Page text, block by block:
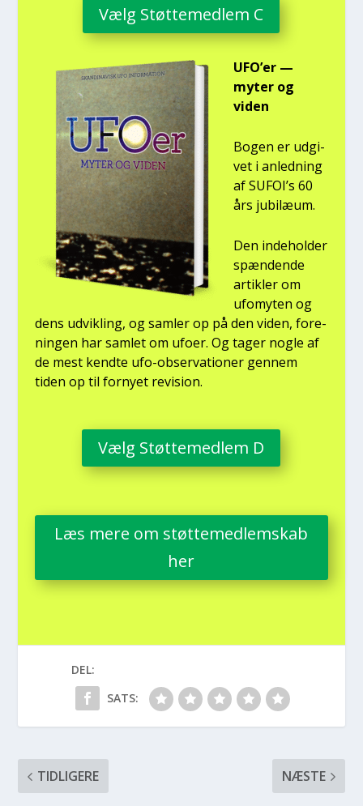
Vælg Støt­te­med­lem C
UFO’er —
myter og
viden
Bogen er udgi­
vet i anled­ning
af SUFOI’s 60
års jubilæum.
Den inde­hol­der
spæn­den­de
artik­ler om
ufo­myten og
dens udvik­ling, og sam­ler op på den viden, for­e­
nin­gen har sam­let om ufo­er. Og tager nog­le af
de mest kend­te ufo-obser­va­tio­ner gen­nem
tiden op til for­ny­et revi­sion.
Vælg Støt­te­med­lem D
Læs mere om støt­te­med­lem­skab
her
DEL:
SATS:
TIDLIGERE NÆSTE